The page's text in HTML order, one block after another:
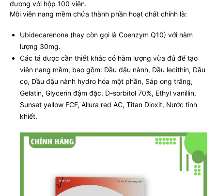
đương với hộp 100 viên.
Mỗi viên nang mềm chứa thành phần hoạt chất chính là:
Ubidecarenone (hay còn gọi là Coenzym Q10) với hàm
lượng 30mg.
Các tá dược cần thiết khác có hàm lượng vừa đủ để tạo
viên nang mềm, bao gồm: Dầu đậu nành, Dầu lecithin, Dầu
cọ, Dầu đậu nành hydro hóa một phần, Sáp ong trắng,
Gelatin, Glycerin đậm đặc, D-sorbitol 70%, Ethyl vanillin,
Sunset yellow FCF, Allura red AC, Titan Dioxit, Nước tinh
khiết.